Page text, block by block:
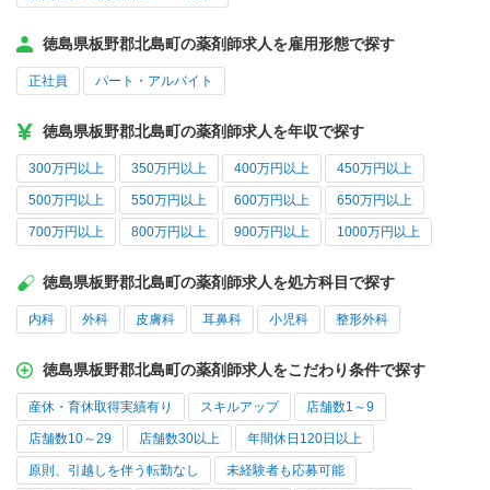
徳島県板野郡北島町の薬剤師求人を雇用形態で探す
正社員 パート・アルバイト
徳島県板野郡北島町の薬剤師求人を年収で探す
300万円以上 350万円以上 400万円以上 450万円以上
500万円以上 550万円以上 600万円以上 650万円以上
700万円以上 800万円以上 900万円以上 1000万円以上
徳島県板野郡北島町の薬剤師求人を処方科目で探す
内科 外科 皮膚科 耳鼻科 小児科 整形外科
徳島県板野郡北島町の薬剤師求人をこだわり条件で探す
産休・育休取得実績有り スキルアップ 店舗数1～9
店舗数10～29 店舗数30以上 年間休日120日以上
原則、引越しを伴う転勤なし 未経験者も応募可能